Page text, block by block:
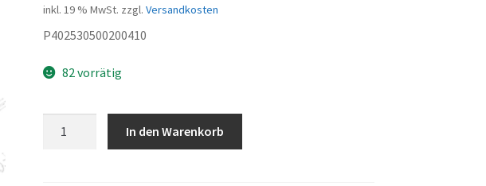
inkl. 19 % MwSt. zzgl. Versandkosten
P402530500200410
82 vorrätig
In den Warenkorb